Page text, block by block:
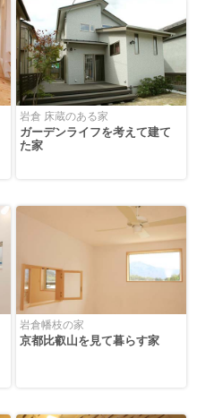
岩倉 床蔵のある家
ガーデンライフを考えて建て
た家
岩倉幡枝の家
京都比叡山を見て暮らす家